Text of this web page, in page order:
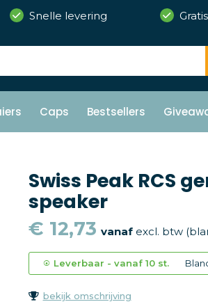
Snelle levering
Caps Bestsellers
Swiss Peak RCS
speaker
€ 12,73 vanafexcl. btw
Leverbaar - vanaf 10 st.
bekijk omschrijving